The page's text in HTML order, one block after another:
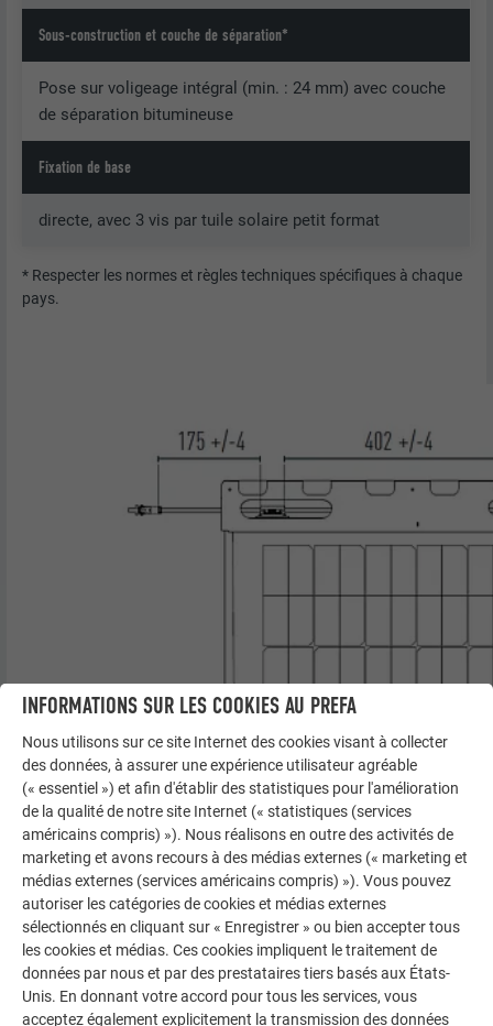
Sous-construction et couche de séparation*
Pose sur voligeage intégral (min. : 24 mm) avec couche
de séparation bitumineuse
Fixation de base
directe, avec 3 vis par tuile solaire petit format
* Respecter les normes et règles techniques spécifiques à chaque
pays.
Croquis : tuile solaire petit format
PROPRIÉTÉS ÉLECTRIQUES EN CONDITIONS DE TEST STANDARD EN
LABORATOIRE
INFORMATIONS SUR LES COOKIES AU PREFA
Nous utilisons sur ce site Internet des cookies visant à collecter
des données, à assurer une expérience utilisateur agréable
(« essentiel ») et afin d'établir des statistiques pour l'amélioration
de la qualité de notre site Internet (« statistiques (services
américains compris) »). Nous réalisons en outre des activités de
marketing et avons recours à des médias externes (« marketing et
médias externes (services américains compris) »). Vous pouvez
autoriser les catégories de cookies et médias externes
sélectionnés en cliquant sur « Enregistrer » ou bien accepter tous
les cookies et médias. Ces cookies impliquent le traitement de
données par nous et par des prestataires tiers basés aux États-
Unis. En donnant votre accord pour tous les services, vous
acceptez également explicitement la transmission des données